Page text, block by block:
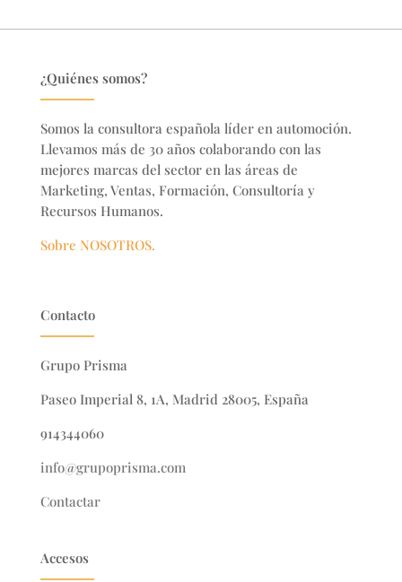
¿Quiénes somos?
Somos la consultora española líder en automoción.
Llevamos más de 30 años colaborando con las
mejores marcas del sector en las áreas de
Marketing, Ventas, Formación, Consultoría y
Recursos Humanos.
Sobre NOSOTROS.
Contacto
Grupo Prisma
Paseo Imperial 8, 1A, Madrid 28005, España
914344060
info@grupoprisma.com
Contactar
Accesos